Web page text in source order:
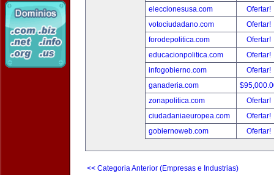
eleccionesusa.com
Ofertar!
votociudadano.com
Ofertar!
forodepolitica.com
Ofertar!
educacionpolitica.com
Ofertar!
infogobierno.com
Ofertar!
ganaderia.com
zonapolitica.com
Ofertar!
ciudadaniaeuropea.com
Ofertar!
gobiernoweb.com
Ofertar!
<< Categoria Anterior (Empresas e Industrias)